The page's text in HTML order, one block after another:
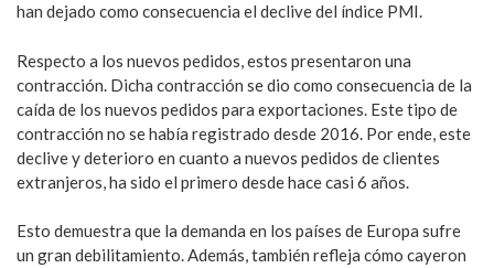
han dejado como consecuencia el declive del índice PMI.
Respecto a los nuevos pedidos, estos presentaron una
contracción. Dicha contracción se dio como consecuencia de la
caída de los nuevos pedidos para exportaciones. Este tipo de
contracción no se había registrado desde 2016. Por ende, este
declive y deterioro en cuanto a nuevos pedidos de clientes
extranjeros, ha sido el primero desde hace casi 6 años.
Esto demuestra que la demanda en los países de Europa sufre
un gran debilitamiento. Además, también refleja cómo cayeron